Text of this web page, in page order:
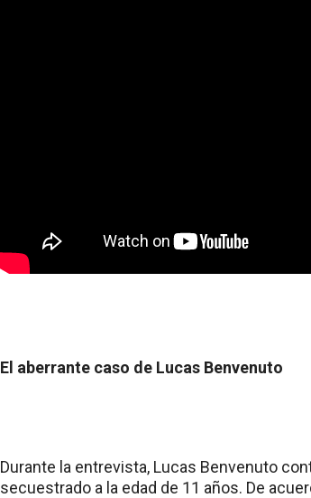
El aberrante caso de Lucas Benvenuto
Durante la entrevista, Lucas Benvenuto
secuestrado a la edad de 11 años. De